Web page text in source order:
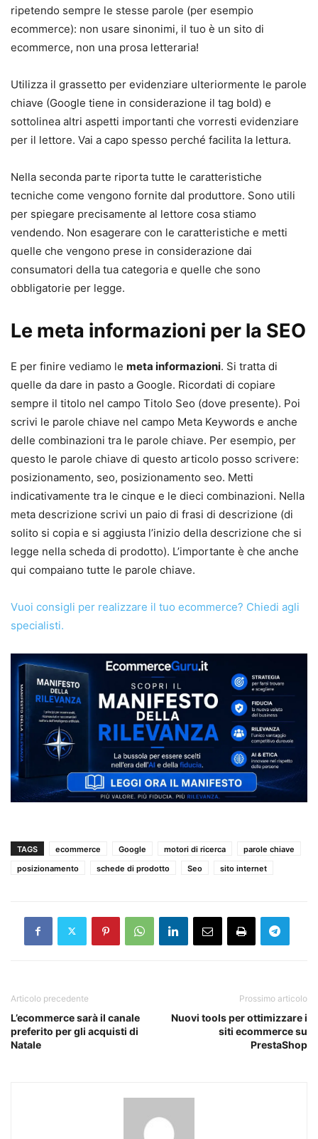
ripetendo sempre le stesse parole (per esempio
ecommerce): non usare sinonimi, il tuo è un sito di
ecommerce, non una prosa letteraria!
Utilizza il grassetto per evidenziare ulteriormente le parole
chiave (Google tiene in considerazione il tag bold) e
sottolinea altri aspetti importanti che vorresti evidenziare
per il lettore. Vai a capo spesso perché facilita la lettura.
Nella seconda parte riporta tutte le caratteristiche
tecniche come vengono fornite dal produttore. Sono utili
per spiegare precisamente al lettore cosa stiamo
vendendo. Non esagerare con le caratteristiche e metti
quelle che vengono prese in considerazione dai
consumatori della tua categoria e quelle che sono
obbligatorie per legge.
Le meta informazioni per la SEO
E per finire vediamo le meta informazioni. Si tratta di
quelle da dare in pasto a Google. Ricordati di copiare
sempre il titolo nel campo Titolo Seo (dove presente). Poi
scrivi le parole chiave nel campo Meta Keywords e anche
delle combinazioni tra le parole chiave. Per esempio, per
questo le parole chiave di questo articolo posso scrivere:
posizionamento, seo, posizionamento seo. Metti
indicativamente tra le cinque e le dieci combinazioni. Nella
meta descrizione scrivi un paio di frasi di descrizione (di
solito si copia e si aggiusta l’inizio della descrizione che si
legge nella scheda di prodotto). L’importante è che anche
qui compaiano tutte le parole chiave.
Vuoi consigli per realizzare il tuo ecommerce? Chiedi agli
specialisti.
TAGS ecommerce Google motori di ricerca
parole chiave
posizionamento
schede di prodotto Seo sito internet
Articolo precedente
L’ecommerce sarà il canale
preferito per gli acquisti di
Natale
Prossimo articolo
Nuovi tools per ottimizzare i
siti ecommerce su
PrestaShop